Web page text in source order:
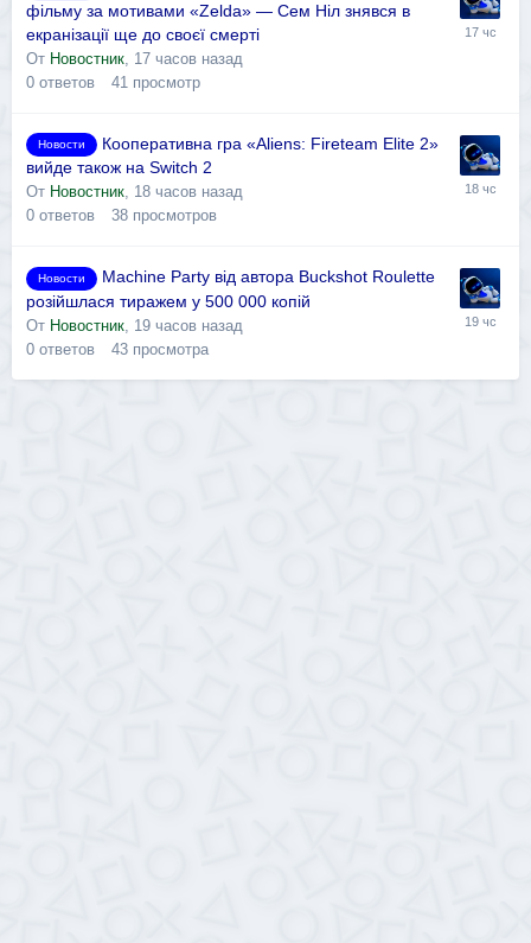
фільму за мотивами «Zelda» — Сем Ніл знявся в
екранізації ще до своєї смерті
От Новостник 17 часов назад
0 ответов 41 просмотр
Новости
Кооперативна гра «Aliens: Fireteam Elite 2»
вийде також на Switch 2
От Новостник, 18 часов назад
0 ответов 38 просмотров
Новости
Machine Party від автора Buckshot Roulette
розійшлася тиражем у 500 000 копій
От Новостник 19 часов назад
0 ответов 43 просмотра